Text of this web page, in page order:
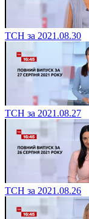
ТСН за 2021.08.30
ТСН за 2021.08.27
ТСН за 2021.08.26